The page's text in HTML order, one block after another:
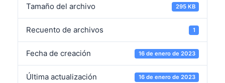
Tamaño del archivo 295 KB
Recuento de archivos 1
Fecha de creación 16 de enero de 2023
Última actualización 16 de enero de 2023